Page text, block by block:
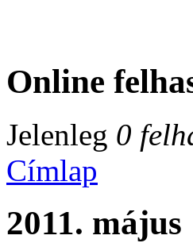
Online
Jelenleg 0
Címlap
2011. május